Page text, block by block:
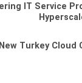
IT Service
Turkey